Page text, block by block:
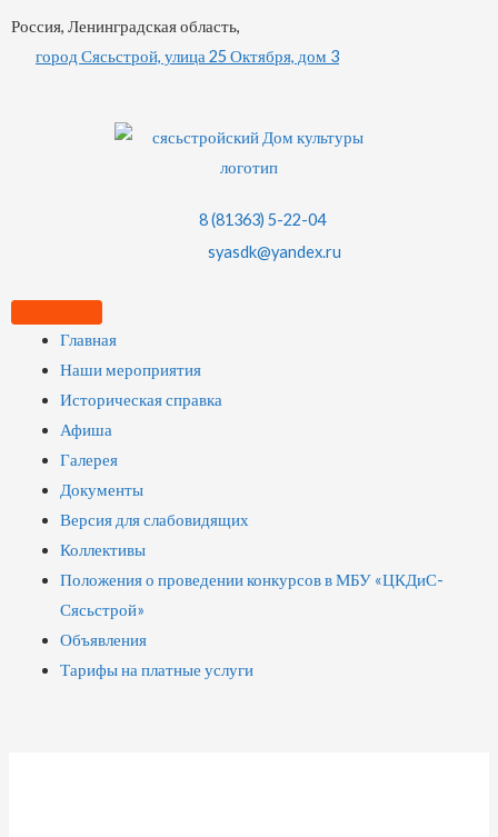
Россия, Ленинградская область,
город Сясьстрой, улица 25 Октября, дом 3
8 (81363) 5-22-04
syasdk@yandex.ru
Главная
Наши мероприятия
Историческая справка
Афиша
Галерея
Документы
Версия для слабовидящих
Коллективы
Положения о проведении конкурсов в МБУ «ЦКДиС-
Сясьстрой»
Объявления
Тарифы на платные услуги